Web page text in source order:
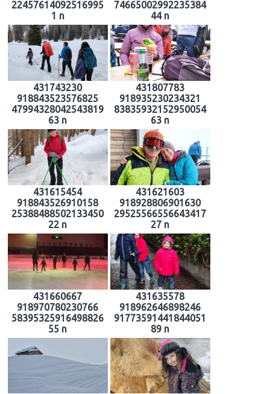
22457614092516995
1 n
74665002992235384
44 n
431743230
918843523576825
47994328042543819
63 n
431807783
918935230234321
83835932152950054
63 n
431615454
918843526910158
25388488502133450
22 n
431621603
918928806901630
29525566556643417
27 n
431660667
918970780230766
58395325916498826
55 n
431635578
918962646898246
91773591441844051
89 n